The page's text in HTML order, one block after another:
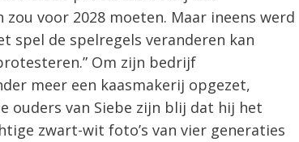
voor 2028 moeten. Maar ineens werd
spel de spelregels veranderen kan
Om zijn bedrijf
meer een kaasmakerij opgezet,
ouders van Siebe zijn blij dat hij het
zwart-wit foto’s van vier generaties